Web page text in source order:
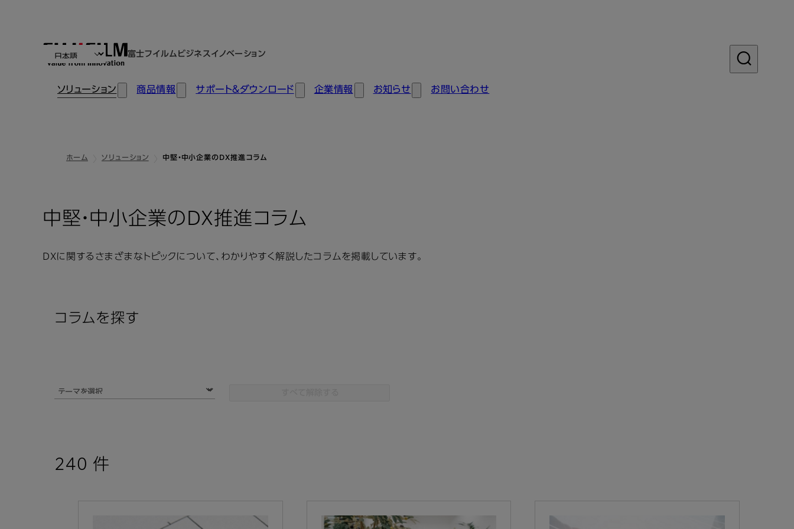
富士フイルムビジネスイノベーション
ソリューション 商品情報 サポート＆ダウンロード 企業情報 お知らせ お問い合わせ
ホーム ソリューション 中堅・中小企業のDX推進コラム
中堅・中小企業のDX推進コラム
DXに関するさまざまなトピックについて、わかりやすく解説したコラムを掲載しています。
コラムを探す
240 件